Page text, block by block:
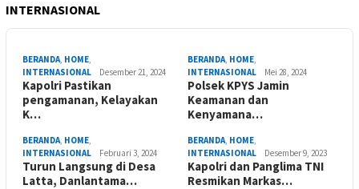
INTERNASIONAL
BERANDA, HOME,
INTERNASIONAL
Desember 21, 2024
Kapolri Pastikan
pengamanan, Kelayakan
K…
BERANDA, HOME,
INTERNASIONAL
Mei 28, 2024
Polsek KPYS Jamin
Keamanan dan
Kenyamana…
BERANDA, HOME,
INTERNASIONAL
Februari 3, 2024
Turun Langsung di Desa
Latta, Danlantama…
BERANDA, HOME,
INTERNASIONAL
Desember 9, 2023
Kapolri dan Panglima TNI
Resmikan Markas…